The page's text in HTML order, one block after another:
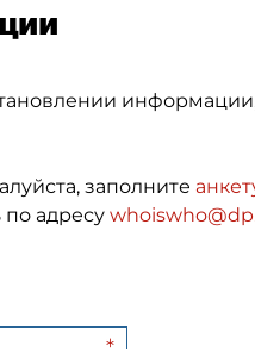
заполните
адресу